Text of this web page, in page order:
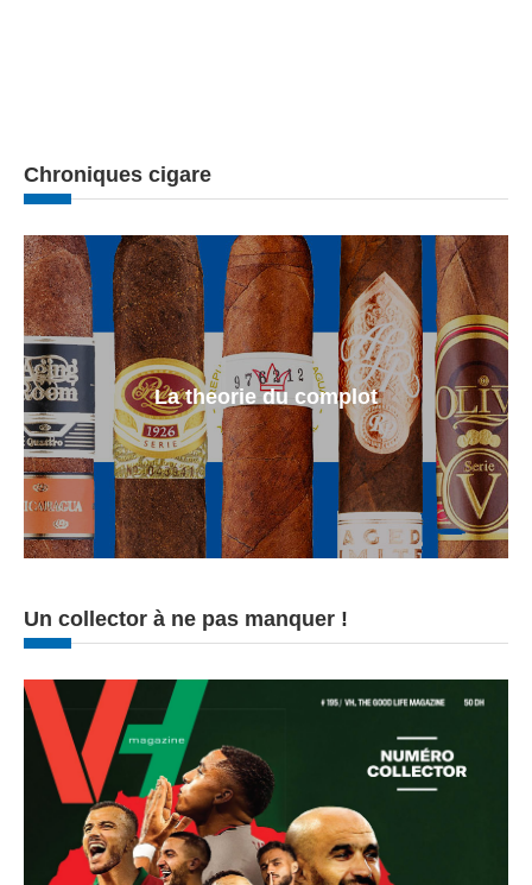
Chroniques cigare
La theorie du complot
Un collector à ne pas manquer !